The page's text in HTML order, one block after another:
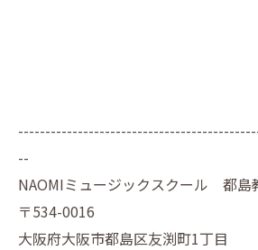
--
NAOMIミュージックスクール 都島
〒534-0016
大阪府大阪市都島区友渕町1丁目